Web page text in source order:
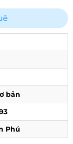
bản
Phú